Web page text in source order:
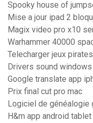
Spooky house of
Mise a jour ipad 2
Magix video pro x10
Warhammer 40000
Telecharger jeux
Drivers sound
Google translate app
Prix final cut pro mac
Logiciel de généalogie
H&m app android tablet